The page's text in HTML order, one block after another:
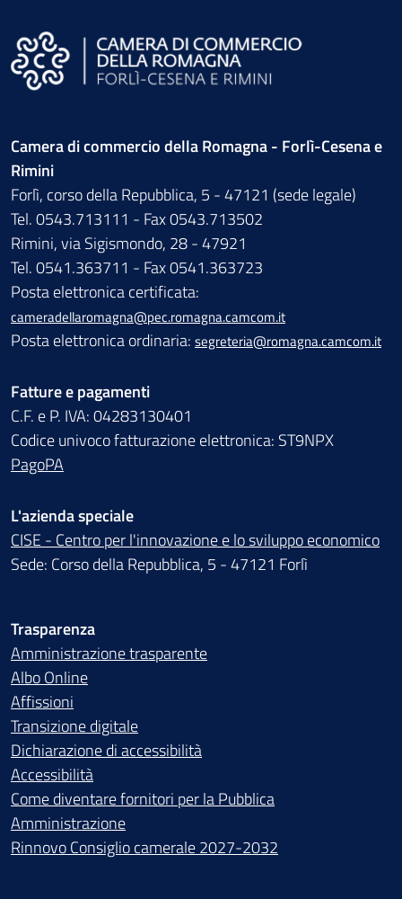
Camera di commercio della Romagna - Forlì-Cesena e
Rimini
Forlì, corso della Repubblica, 5 - 47121 (sede legale)
Tel. 0543.713111 - Fax 0543.713502
Rimini, via Sigismondo, 28 - 47921
Tel. 0541.363711 - Fax 0541.363723
Posta elettronica certificata:
cameradellaromagna@pec.romagna.camcom.it
Posta elettronica ordinaria: segreteria@romagna.camcom.it
Fatture e pagamenti
C.F. e P. IVA: 04283130401
Codice univoco fatturazione elettronica: ST9NPX
PagoPA
L'azienda speciale
CISE - Centro per l'innovazione e lo sviluppo economico
Sede: Corso della Repubblica, 5 - 47121 Forlì
Trasparenza
Amministrazione trasparente
Albo Online
Affissioni
Transizione digitale
Dichiarazione di accessibilità
Accessibilità
Come diventare fornitori per la Pubblica
Amministrazione
Rinnovo Consiglio camerale 2027-2032